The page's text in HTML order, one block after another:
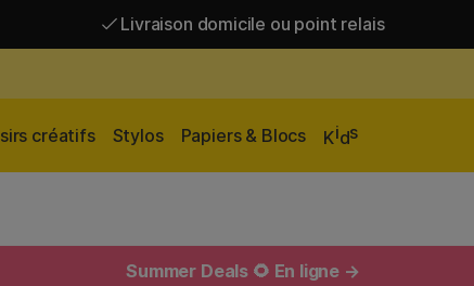
Livraison domicile ou point relais
créatifs Stylos Papiers & Blocs Kids
Summer Deals 🌻 En ligne →